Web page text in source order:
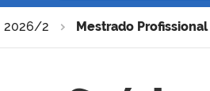
2026/2 Mestrado